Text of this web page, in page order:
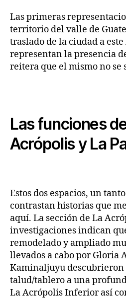
Las primeras
territorio del valle de
traslado de la ciudad a
representan la presencia
reitera que el mismo no se
Las funciones
Acrópolis y La
Estos dos espacios, un
contrastan historias que
aquí. La sección de La
investigaciones indican
remodelado y ampliado
llevados a cabo por Gloria
Kaminaljuyu
talud/tablero a una
La Acrópolis Inferior así